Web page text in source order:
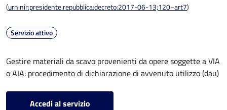
(urn:nir:presidente.repubblica:decreto:2017-06-13;120~art7)
Servizio attivo
Gestire materiali da scavo provenienti da opere soggette a VIA
o AIA: procedimento di dichiarazione di avvenuto utilizzo (dau)
Accedi al servizio